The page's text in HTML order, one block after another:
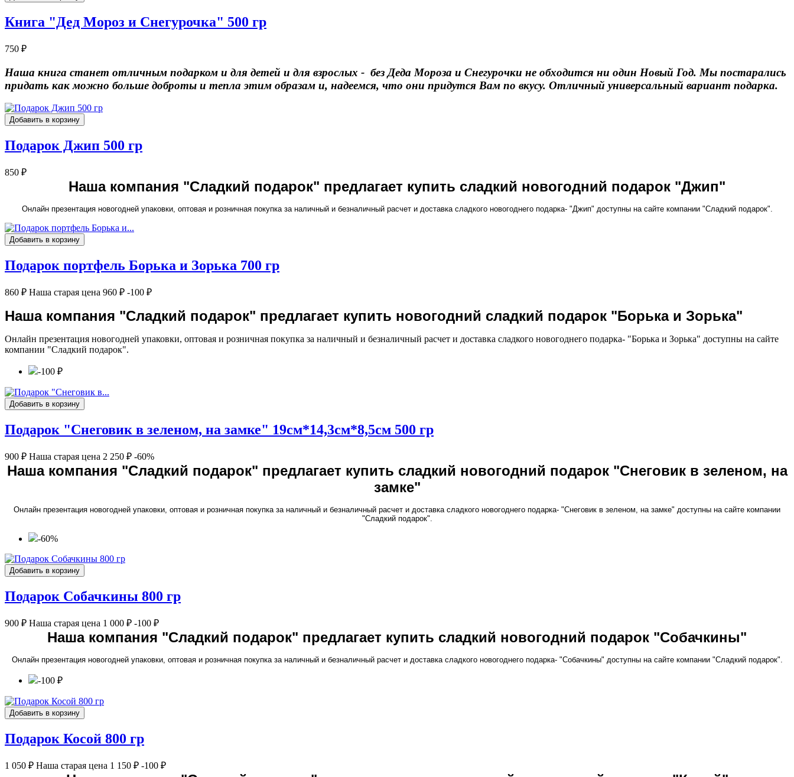
Книга "Дед Мороз и Снегурочка" 500 гр
750 ₽
Наша книга станет отличным подарком и для детей и для взрослых - без Деда Мороза и Снегурочки не обходится ни один Новый Год. Мы постарались
придать как можно больше доброты и тепла этим образам и, надеемся, что они придутся Вам по вкусу. Отличный универсальный вариант подарка.
Добавить в корзину
Подарок Джип 500 гр
850 ₽
Наша компания "Сладкий подарок" предлагает купить сладкий новогодний подарок "Джип"
Онлайн презентация новогодней упаковки, оптовая и розничная покупка за наличный и безналичный расчет и доставка сладкого новогоднего подарка- "Джип" доступны на сайте компании "Сладкий подарок".
Добавить в корзину
Подарок портфель Борька и Зорька 700 гр
860 ₽ Наша старая цена 960 ₽ -100 ₽
Наша компания "Сладкий подарок" предлагает купить новогодний сладкий подарок "Борька и Зорька"
Онлайн презентация новогодней упаковки, оптовая и розничная покупка за наличный и безналичный расчет и доставка сладкого новогоднего подарка- "Борька и Зорька" доступны на сайте
компании "Сладкий подарок".
-100 ₽
Добавить в корзину
Подарок "Снеговик в зеленом, на замке" 19см*14,3см*8,5см 500 гр
900 ₽ Наша старая цена 2 250 ₽ -60%
Наша компания "Сладкий подарок" предлагает купить сладкий новогодний подарок "Снеговик в зеленом, на
замке"
Онлайн презентация новогодней упаковки, оптовая и розничная покупка за наличный и безналичный расчет и доставка сладкого новогоднего подарка- "Снеговик в зеленом, на замке" доступны на сайте компании
"Сладкий подарок".
-60%
Добавить в корзину
Подарок Собачкины 800 гр
900 ₽ Наша старая цена 1 000 ₽ -100 ₽
Наша компания "Сладкий подарок" предлагает купить сладкий новогодний подарок "Собачкины"
Онлайн презентация новогодней упаковки, оптовая и розничная покупка за наличный и безналичный расчет и доставка сладкого новогоднего подарка- "Собачкины" доступны на сайте компании "Сладкий подарок".
-100 ₽
Добавить в корзину
Подарок Косой 800 гр
1 050 ₽ Наша старая цена 1 150 ₽ -100 ₽